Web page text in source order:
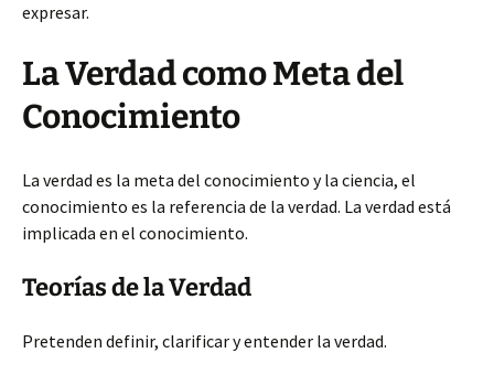
expresar.
La Verdad como Meta del
Conocimiento
La verdad es la meta del conocimiento y la ciencia, el
conocimiento es la referencia de la verdad. La verdad está
implicada en el conocimiento.
Teorías de la Verdad
Pretenden definir, clarificar y entender la verdad.